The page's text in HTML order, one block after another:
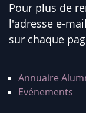
Pour plus de
l'adresse e-
sur chaque
Annuaire
Evénements